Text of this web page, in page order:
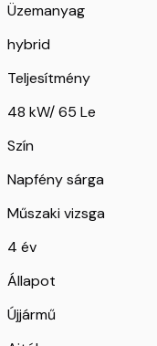
Üzemanyag
hybrid
Teljesítmény
48 kW/ 65 Le
Szín
Napfény sárga
Műszaki vizsga
4 év
Állapot
Újjármű